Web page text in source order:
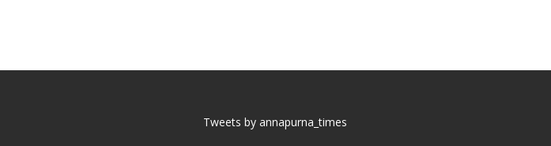
Tweets by annapurna_times